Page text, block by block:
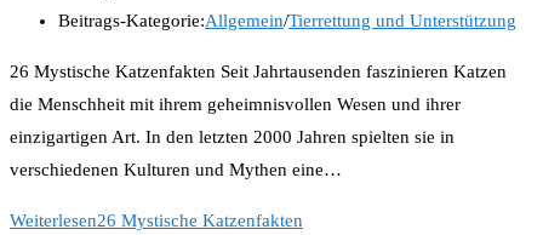
Beitrags-Kategorie:Allgemein/Tierrettung und Unterstützung
26 Mystische Katzenfakten Seit Jahrtausenden faszinieren Katzen
die Menschheit mit ihrem geheimnisvollen Wesen und ihrer
einzigartigen Art. In den letzten 2000 Jahren spielten sie in
verschiedenen Kulturen und Mythen eine…
Weiterlesen26 Mystische Katzenfakten